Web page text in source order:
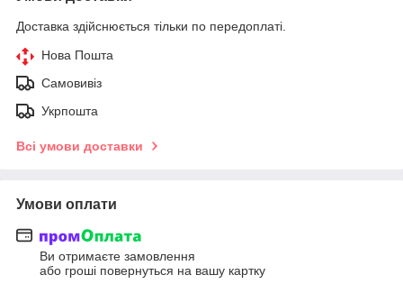
Доставка здійснюється тільки по передоплаті.
Нова Пошта
Самовивіз
Укрпошта
Всі умови доставки
Умови оплати
Ви отримаєте замовлення
або гроші повернуться на вашу картку